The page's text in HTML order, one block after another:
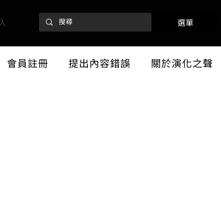
選單
會員註冊 提出內容錯誤 關於演化之聲